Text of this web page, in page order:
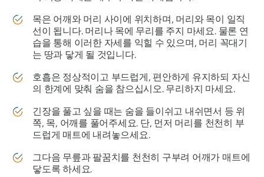
목은 어깨와 머리 사이에 위치하며, 머리와 목이 일직
선이 됩니다. 머리나 목에 무리를 주지 마세요. 물론 연
습을 통해 이러한 자세를 익힐 수 있으며, 머리 꼭대기
는 땅과 닿게 될 것입니다.
호흡은 정상적이고 부드럽게, 편안하게 유지하되 자신
의 한계에 맞춰 숨을 참으십시오. 무리하지 마세요.
긴장을 풀고 싶을 때는 숨을 들이쉬고 내쉬면서 등 위
쪽, 목, 어깨를 풀어주세요. 단, 먼저 머리를 천천히 부
드럽게 매트에 내려놓으세요.
그다음 무릎과 팔꿈치를 천천히 구부려 어깨가 매트에
닿도록 하세요.